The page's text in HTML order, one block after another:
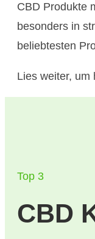
CBD Produkte
besonders in
beliebtesten
Lies weiter, um
Top 3
CBD